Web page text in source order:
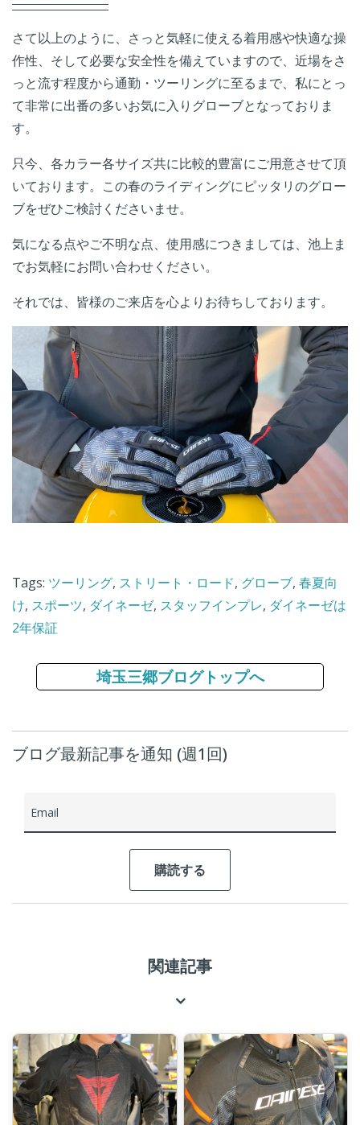
さて以上のように、さっと気軽に使える着用感や快適な操
作性、そして必要な安全性を備えていますので、近場をさ
っと流す程度から通勤・ツーリングに至るまで、私にとっ
て非常に出番の多いお気に入りグローブとなっておりま
す。
只今、各カラー各サイズ共に比較的豊富にご用意させて頂
いております。この春のライディングにピッタリのグロー
ブをぜひご検討くださいませ。
気になる点やご不明な点、使用感につきましては、池上ま
でお気軽にお問い合わせください。
それでは、皆様のご来店を心よりお待ちしております。
Tags: ツーリング, ストリート・ロード, グローブ, 春夏向
け, スポーツ, ダイネーゼ, スタッフインプレ, ダイネーゼは
2年保証
埼玉三郷ブログトップへ
ブログ最新記事を通知 (週1回)
Email
関連記事